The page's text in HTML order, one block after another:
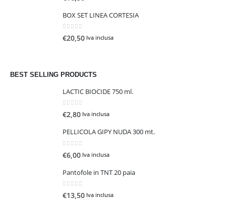
BOX SET LINEA CORTESIA
0Su 5
€20,50 Iva inclusa
BEST SELLING PRODUCTS
LACTIC BIOCIDE 750 ml.
0Su 5
€2,80 Iva inclusa
PELLICOLA GIPY NUDA 300 mt.
€6,00 Iva inclusa
Pantofole in TNT 20 paia
0Su 5
€13,50 Iva inclusa